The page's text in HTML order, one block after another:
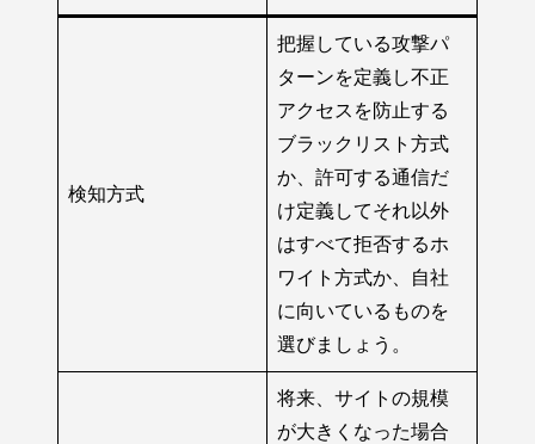
検知方式
把握している攻撃パ
ターンを定義し不正
アクセスを防止する
ブラックリスト方式
か、許可する通信だ
け定義してそれ以外
はすべて拒否するホ
ワイト方式か、自社
に向いているものを
選びましょう。
将来、サイトの規模
が大きくなった場合